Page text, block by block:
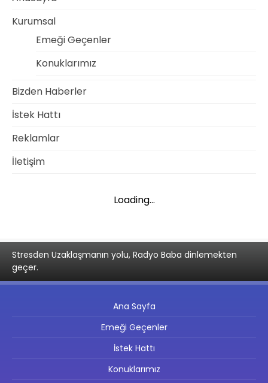
Kurumsal
Emeği Geçenler
Konuklarımız
Bizden Haberler
İstek Hattı
Reklamlar
İletişim
Loading...
Stresden Uzaklaşmanın yolu, Radyo Baba dinlemekten
geçer.
Ana Sayfa
Emeği Geçenler
İstek Hattı
Konuklarımız